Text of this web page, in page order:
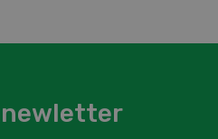
newletter